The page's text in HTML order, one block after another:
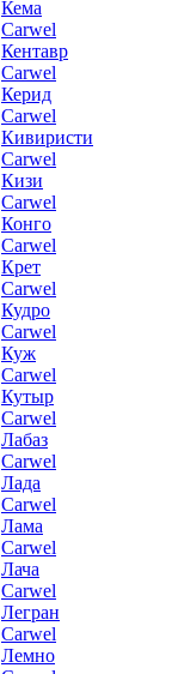
Кема
Carwel
Кентавр
Carwel
Керид
Carwel
Кивиристи
Carwel
Кизи
Carwel
Конго
Carwel
Крет
Carwel
Кудро
Carwel
Куж
Carwel
Кутыр
Carwel
Лабаз
Carwel
Лада
Carwel
Лама
Carwel
Лача
Carwel
Легран
Carwel
Лемно